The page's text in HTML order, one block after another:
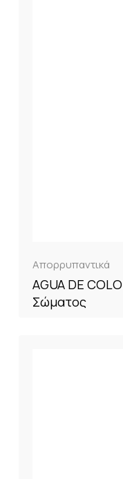
Απορρυπαντικά
AGUA DE
Σώματος